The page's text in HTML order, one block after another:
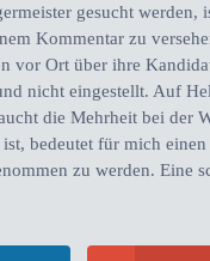
gesucht werden,
Kommentar zu
vor Ort über ihre
nicht eingestellt. Auf
die Mehrheit bei der
bedeutet für mich
zu werden. Eine